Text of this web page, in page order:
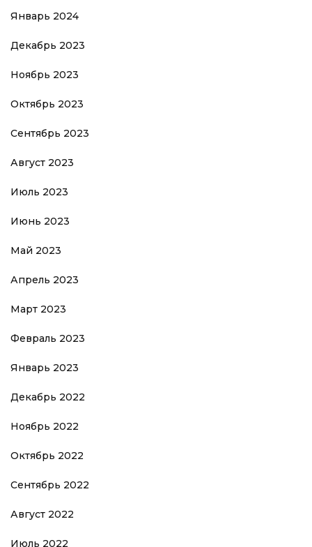
Январь 2024
Декабрь 2023
Ноябрь 2023
Октябрь 2023
Сентябрь 2023
Август 2023
Июль 2023
Июнь 2023
Май 2023
Апрель 2023
Март 2023
Февраль 2023
Январь 2023
Декабрь 2022
Ноябрь 2022
Октябрь 2022
Сентябрь 2022
Август 2022
Июль 2022